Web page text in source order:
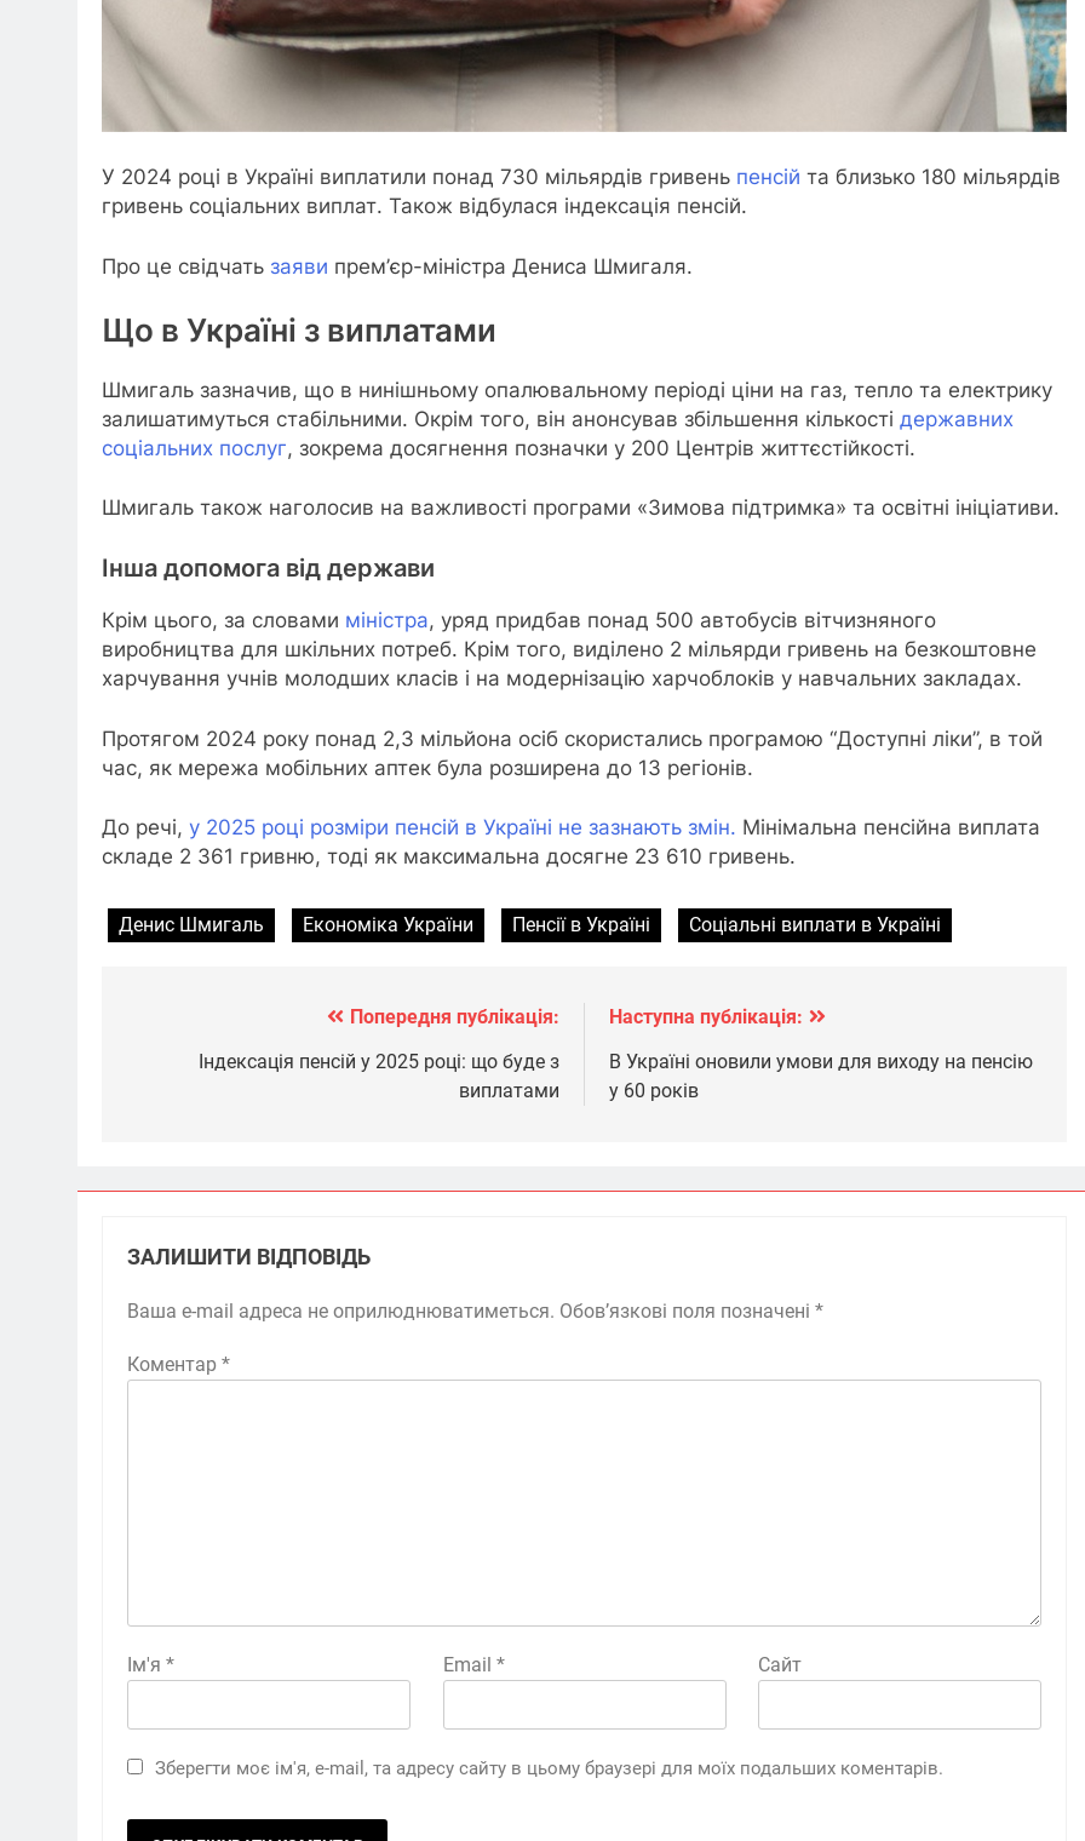
У 2024 році в Україні виплатили понад 730 мільярдів гривень пенсій та близько 180 мільярдів
гривень соціальних виплат. Також відбулася індексація пенсій.
Про це свідчать заяви прем’єр-міністра Дениса Шмигаля.
Що в Україні з виплатами
Шмигаль зазначив, що в нинішньому опалювальному періоді ціни на газ, тепло та електрику
залишатимуться стабільними. Окрім того, він анонсував збільшення кількості державних
соціальних послуг, зокрема досягнення позначки у 200 Центрів життєстійкості.
Шмигаль також наголосив на важливості програми «Зимова підтримка» та освітні ініціативи.
Інша допомога від держави
Крім цього, за словами міністра, уряд придбав понад 500 автобусів вітчизняного
виробництва для шкільних потреб. Крім того, виділено 2 мільярди гривень на безкоштовне
харчування учнів молодших класів і на модернізацію харчоблоків у навчальних закладах.
Протягом 2024 року понад 2,3 мільйона осіб скористались програмою “Доступні ліки”, в той
час, як мережа мобільних аптек була розширена до 13 регіонів.
До речі, у 2025 році розміри пенсій в Україні не зазнають змін. Мінімальна пенсійна виплата
складе 2 361 гривню, тоді як максимальна досягне 23 610 гривень.
Денис Шмигаль Економіка України Пенсії в Україні Соціальні виплати в Україні
записів
Попередня публікація:
Індексація пенсій у 2025 році: що буде з
виплатами
Наступна публікація:
В Україні оновили умови для виходу на пенсію
у 60 років
ЗАЛИШИТИ ВІДПОВІДЬ
Ваша e-mail адреса не оприлюднюватиметься. Обов’язкові поля позначені *
Коментар *
Ім'я * Email * Сайт
Зберегти моє ім'я, e-mail, та адресу сайту в цьому браузері для моїх подальших коментарів.